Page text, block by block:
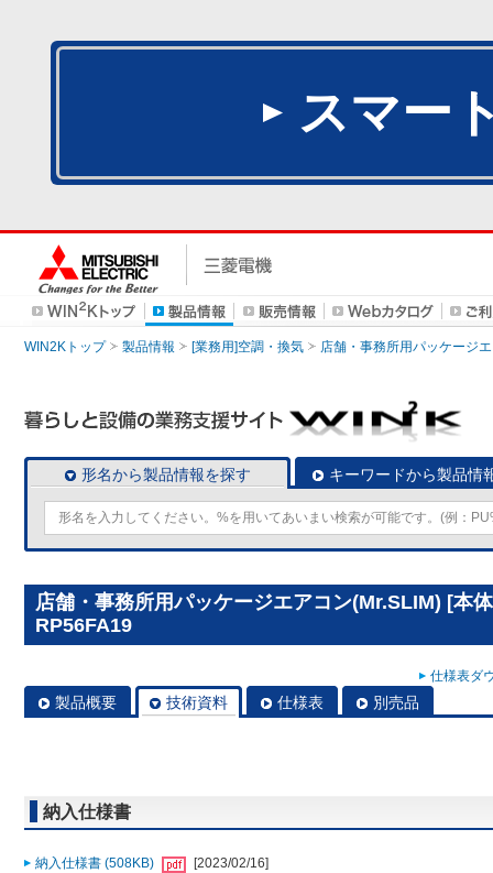
スマー
WIN2Kトップ 製品情報 [業務用]空調・換気 店舗・事務所用パッケージ
形名から製品情報を探す キーワードから製品情
店舗・事務所用パッケージエアコン(Mr.SLIM) [本
RP56FA19
仕様表ダ
製品概要 技術資料 仕様表 別売品
納入仕様書
納入仕様書 (508KB) [2023/02/16]